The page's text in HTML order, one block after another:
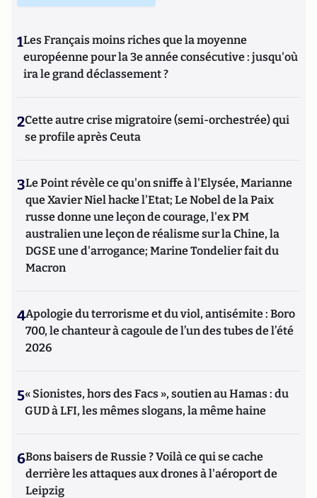
1Les Français moins riches que la moyenne
européenne pour la 3e année consécutive : jusqu'où
ira le grand déclassement ?
2Cette autre crise migratoire (semi-orchestrée) qui
se profile après Ceuta
3Le Point révèle ce qu'on sniffe à l'Elysée, Marianne
que Xavier Niel hacke l'Etat; Le Nobel de la Paix
russe donne une leçon de courage, l'ex PM
australien une leçon de réalisme sur la Chine, la
DGSE une d'arrogance; Marine Tondelier fait du
Macron
4Apologie du terrorisme et du viol, antisémite : Boro
700, le chanteur à cagoule de l’un des tubes de l’été
2026
5« Sionistes, hors des Facs », soutien au Hamas : du
GUD à LFI, les mêmes slogans, la même haine
6Bons baisers de Russie ? Voilà ce qui se cache
derrière les attaques aux drones à l'aéroport de
Leipzig